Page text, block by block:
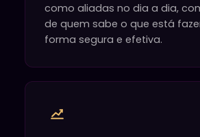
como aliadas no dia a dia,
de quem sabe o que está
forma segura e efetiva.